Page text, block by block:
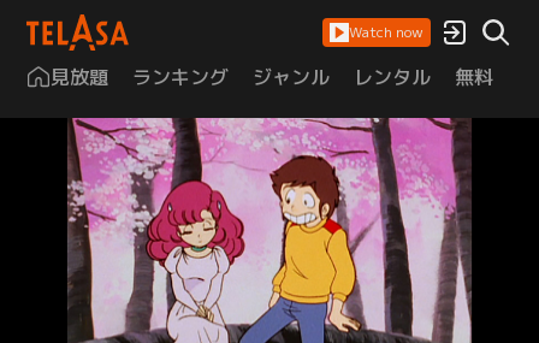
Watch now
見放題 ランキング ジャンル レンタル 無料